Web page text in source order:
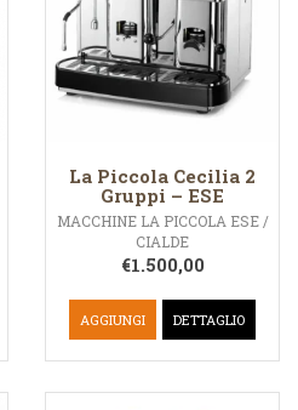
La Piccola Cecilia 2
Gruppi – ESE
MACCHINE LA PICCOLA ESE /
CIALDE
€1.500,00
AGGIUNGI DETTAGLIO